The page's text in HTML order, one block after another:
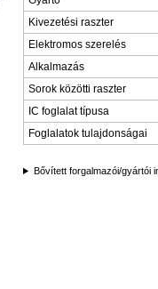
Kivezetési raszter
Elektromos szerelés
Alkalmazás
Sorok közötti raszter
IC foglalat típusa
Foglalatok tulajdonságai
Bővített forgalmazói/gyártói